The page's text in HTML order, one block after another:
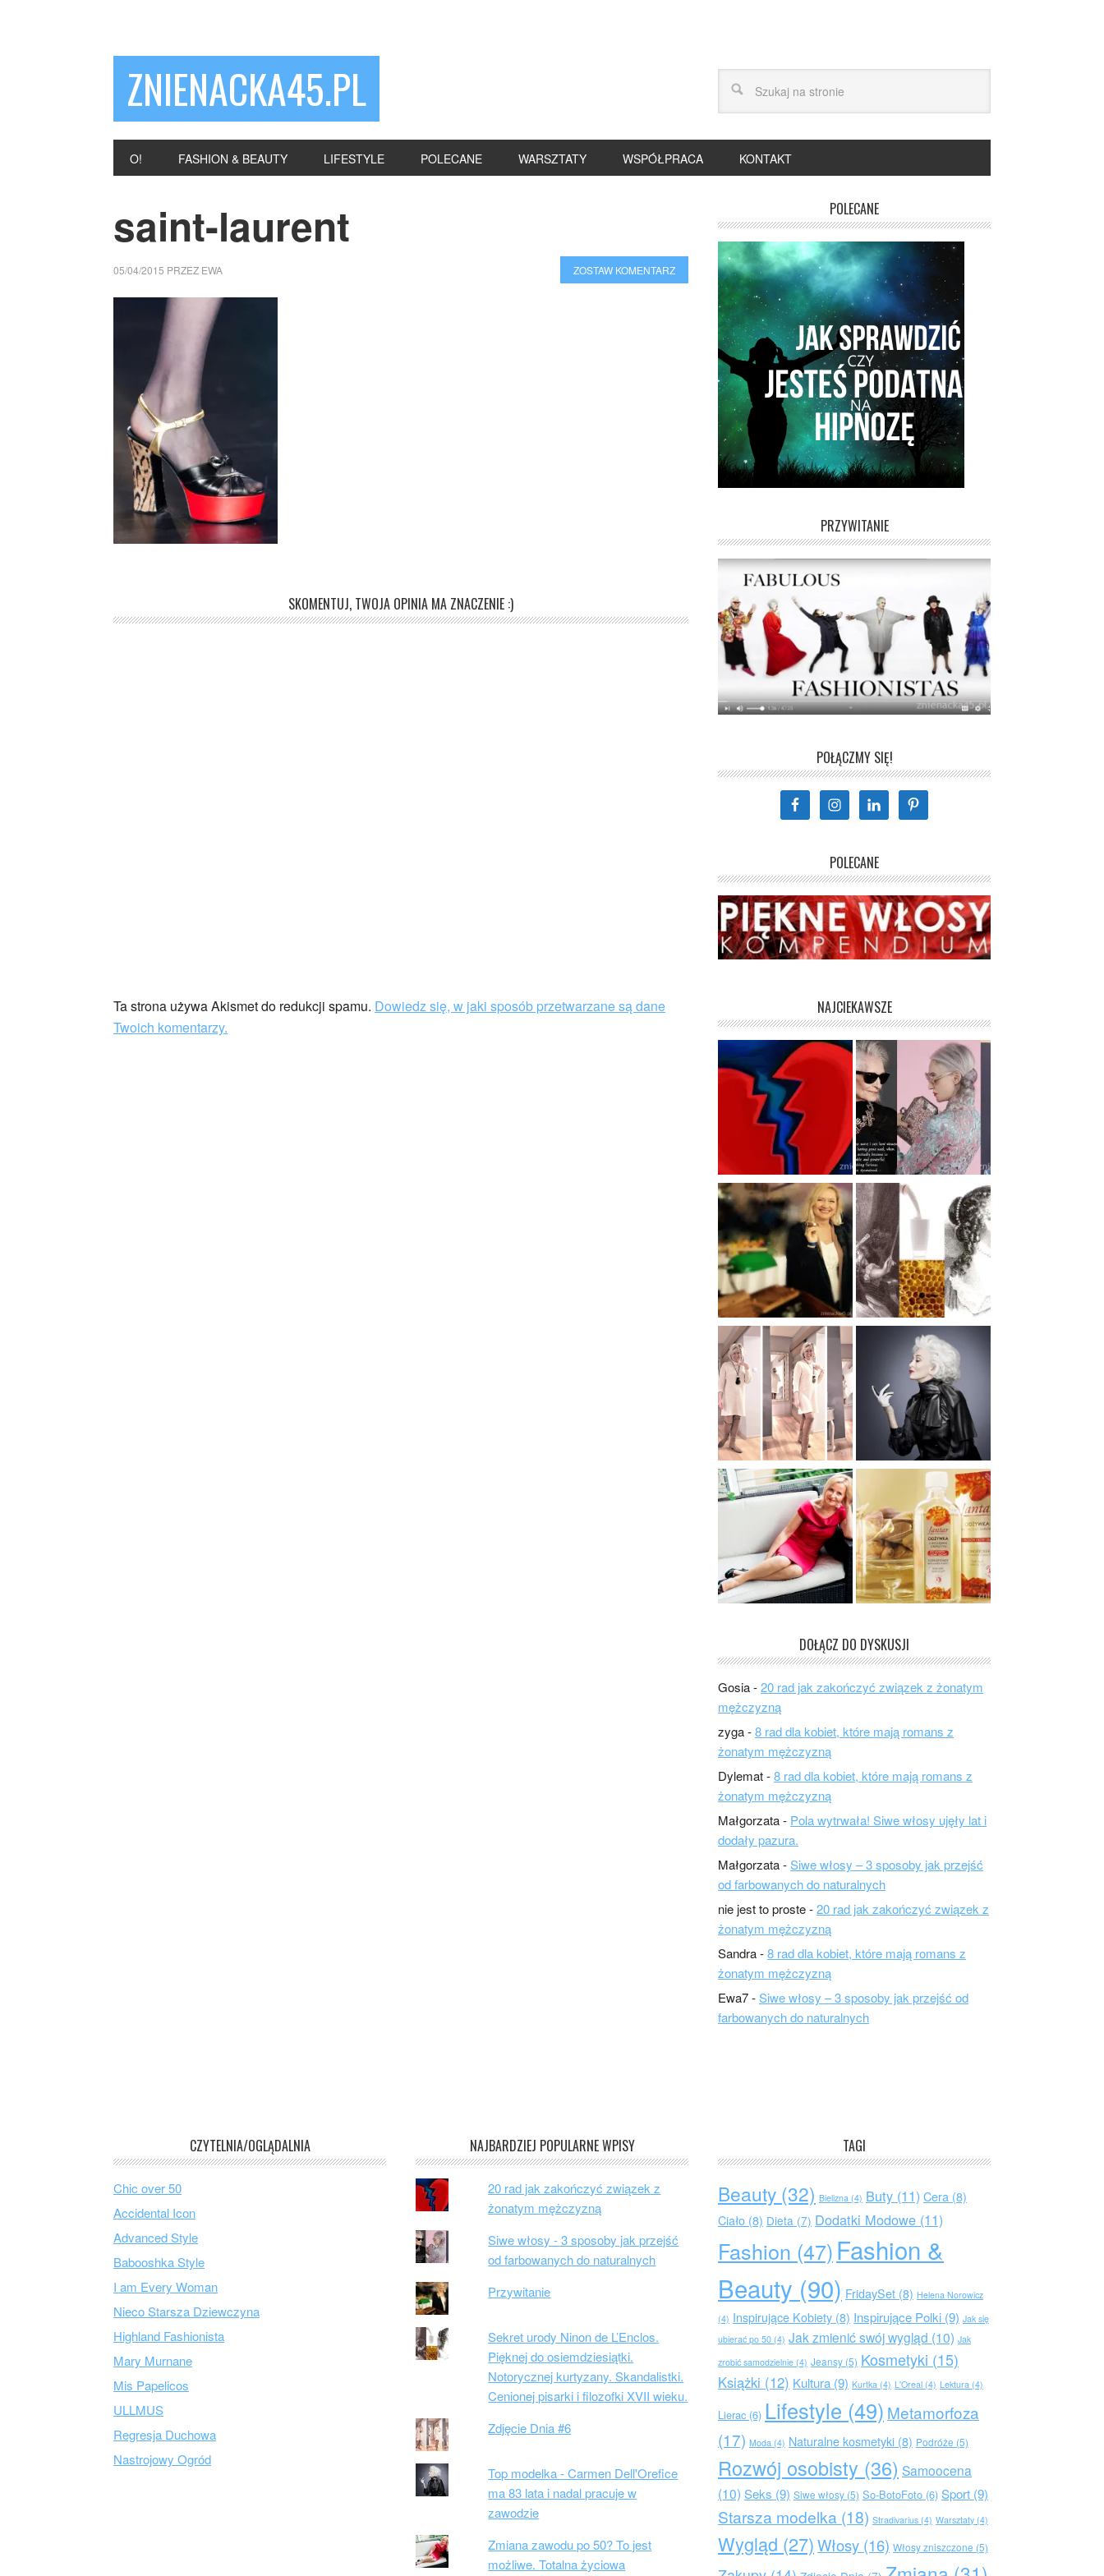
ZNIENACKA45.PL
O! FASHION & BEAUTY LIFESTYLE POLECANE WARSZTATY WSPÓŁPRACA KONTAKT
saint-laurent
05/04/2015 PRZEZ EWA ZOSTAW KOMENTARZ
SKOMENTUJ, TWOJA OPINIA MA ZNACZENIE :)
Ta strona używa Akismet do redukcji spamu. Dowiedz się, w jaki sposób przetwarzane są dane
Twoich komentarzy.
POLECANE
PRZYWITANIE
POŁĄCZMY SIĘ!
POLECANE
NAJCIEKAWSZE
DOŁĄCZ DO DYSKUSJI
Gosia-20 rad jak zakończyć związek z żonatym
mężczyzną
zyga-8 rad dla kobiet, które mają romans z
żonatym mężczyzną
Dylemat-8 rad dla kobiet, które mają romans z
żonatym mężczyzną
Małgorzata- Pola wytrwała! Siwe włosy ujęły lat i
dodały pazura.
Małgorzata-Siwe włosy – 3 sposoby jak przejść
od farbowanych do naturalnych
nie jest to proste-20 rad jak zakończyć związek z
żonatym mężczyzną
Sandra-8 rad dla kobiet, które mają romans z
żonatym mężczyzną
Ewa7-Siwe włosy – 3 sposoby jak przejść od
farbowanych do naturalnych
CZYTELNIA/OGLĄDALNIA
Chic over 50
Accidental Icon
Advanced Style
Babooshka Style
I am Every Woman
Nieco Starsza Dziewczyna
Highland Fashionista
Mary Murnane
Mis Papelicos
ULLMUS
Regresja Duchowa
Nastrojowy Ogród
NAJBARDZIEJ POPULARNE WPISY
20 rad jak zakończyć związek z
żonatym mężczyzną
Siwe włosy - 3 sposoby jak przejść
od farbowanych do naturalnych
Przywitanie
Sekret urody Ninon de L’Enclos.
Pięknej do osiemdziesiątki.
Notorycznej kurtyzany. Skandalistki.
Cenionej pisarki i filozofki XVII wieku.
Zdjęcie Dnia #6
Top modelka - Carmen Dell'Orefice
ma 83 lata i nadal pracuje w
zawodzie
Zmiana zawodu po 50? To jest
możliwe. Totalna życiowa
TAGI
Beauty (32) Bielizna (4) Buty (11) Cera (8)
Ciało (8) Dieta (7) Dodatki Modowe (11)
Fashion (47)Fashion &
Beauty (90) FridaySet (8) Helena Norowicz
(4) Inspirujące Kobiety (8) Inspirujące Polki (9) Jak się
ubierać po 50 (4) Jak zmienić swój wygląd (10) Jak
zrobić samodzielnie (4) Jeansy (5) Kosmetyki (15)
Książki (12) Kultura (9) Kurtka (4) L'Oreal (4) Lektura (4)
Lierac (6) Lifestyle (49) Metamorfoza
(17) Moda (4) Naturalne kosmetyki (8) Podróże (5)
Rozwój osobisty (36) Samoocena
(10) Seks (9) Siwe włosy (5) So-BotoFoto (6) Sport (9)
Starsza modelka (18) Stradivarius (4) Warsztaty (4)
Wygląd (27)Włosy (16) Włosy zniszczone (5)